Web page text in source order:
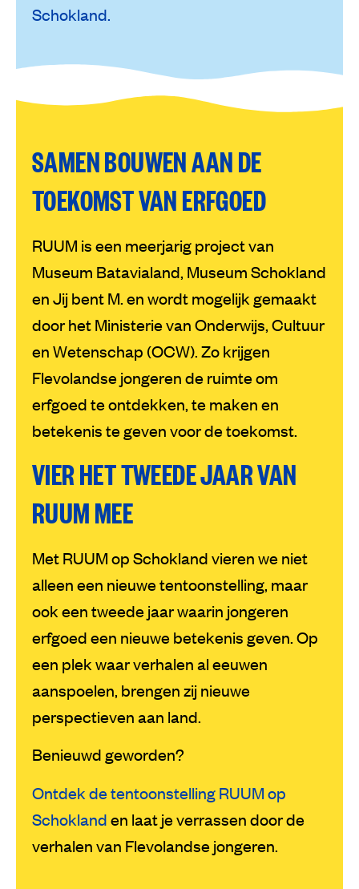
Schokland.
SAMEN BOUWEN AAN DE
TOEKOMST VAN ERFGOED
RUUM is een meerjarig project van
Museum Batavialand, Museum Schokland
en Jij bent M. en wordt mogelijk gemaakt
door het Ministerie van Onderwijs, Cultuur
en Wetenschap (OCW). Zo krijgen
Flevolandse jongeren de ruimte om
erfgoed te ontdekken, te maken en
betekenis te geven voor de toekomst.
VIER HET TWEEDE JAAR VAN
RUUM MEE
Met RUUM op Schokland vieren we niet
alleen een nieuwe tentoonstelling, maar
ook een tweede jaar waarin jongeren
erfgoed een nieuwe betekenis geven. Op
een plek waar verhalen al eeuwen
aanspoelen, brengen zij nieuwe
perspectieven aan land.
Benieuwd geworden?
Ontdek de tentoonstelling RUUM op
Schoklanden laat je verrassen door de
verhalen van Flevolandse jongeren.